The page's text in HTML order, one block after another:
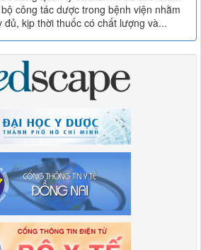
công tác dược trong bệnh viện nhằm
đủ, kịp thời thuốc có chất lượng và...